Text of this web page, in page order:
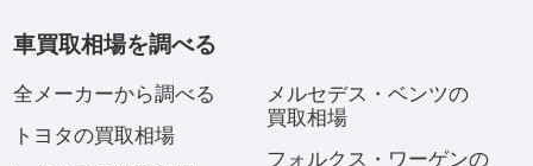
車買取相場を調べる
全メーカーから調べる
トヨタの買取相場
メルセデス・ベンツの
買取相場
フォルクス・ワーゲンの